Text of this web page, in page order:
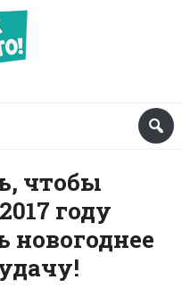
чтобы
году
новогоднее